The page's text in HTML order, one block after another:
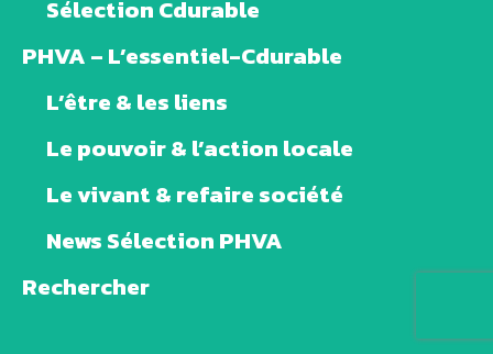
Sélection Cdurable
PHVA – L’essentiel-Cdurable
L’être & les liens
Le pouvoir & l’action locale
Le vivant & refaire société
News Sélection PHVA
Rechercher